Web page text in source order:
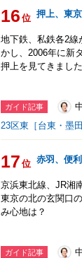
16 位 押上、東
地下鉄、私鉄各2線
かし、2006年に新
押上を見てきました
ガイド記事
23区東［台東・墨
17 位 赤羽、便
京浜東北線、JR湘
東京の北の玄関口
み心地は？
ガイド記事